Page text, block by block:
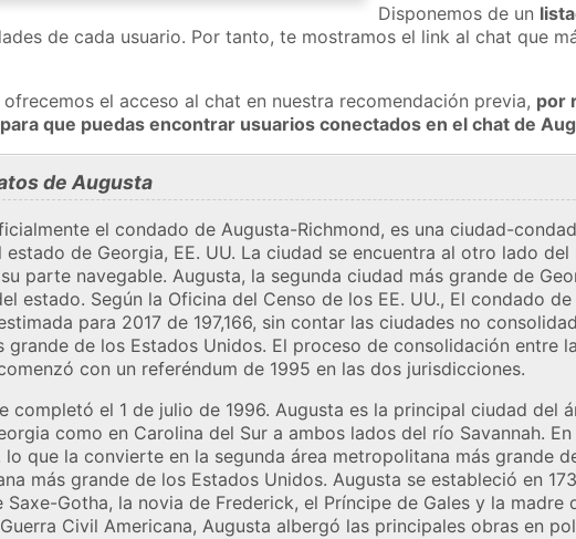
Disponemos de un
de cada usuario. Por tanto, te mostramos el link al chat que
el acceso al chat en nuestra recomendación previa, por
que puedas encontrar usuarios conectados en el chat de
de Augusta
el condado de Augusta-Richmond, es una ciudad-
estado de Georgia, EE. UU. La ciudad se encuentra al otro lado del
parte navegable. Augusta, la segunda ciudad más grande de
estado. Según la Oficina del Censo de los EE. UU., El condado
para 2017 de 197,166, sin contar las ciudades no
grande de los Estados Unidos. El proceso de consolidación entre
con un referéndum de 1995 en las dos jurisdicciones.
completó el 1 de julio de 1996. Augusta es la principal ciudad del
como en Carolina del Sur a ambos lados del río Savannah.
lo que la convierte en la segunda área metropolitana más grande
más grande de los Estados Unidos. Augusta se estableció en
Saxe-Gotha, la novia de Frederick, el Príncipe de Gales y la madre
Civil Americana, Augusta albergó las principales obras en